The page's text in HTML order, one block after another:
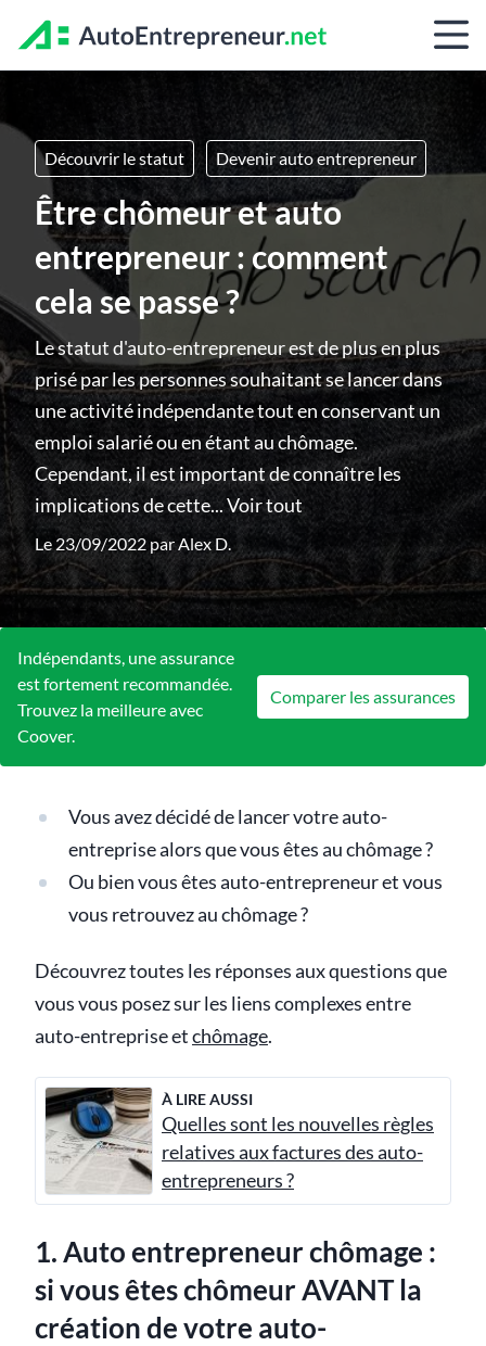
Découvrir le statut Devenir auto entrepreneur
Être chômeur et auto
entrepreneur : comment
cela se passe ?
Le statut d'auto-entrepreneur est de plus en plus
prisé par les personnes souhaitant se lancer dans
une activité indépendante tout en conservant un
emploi salarié ou en étant au chômage.
Cependant, il est important de connaître les
implications de cette...Voir tout
Le 23/09/2022 parAlex D.
Indépendants, une assurance
est fortement recommandée.
Trouvez la meilleure avec
Coover.
Comparer les assurances
Vous avez décidé de lancer votre auto-
entreprise alors que vous êtes au chômage ?
Ou bien vous êtes auto-entrepreneur et vous
vous retrouvez au chômage ?
Découvrez toutes les réponses aux questions que
vous vous posez sur les liens complexes entre
auto-entreprise etchômage.
À LIRE AUSSI
Quelles sont les nouvelles règles
relatives aux factures des auto-
entrepreneurs ?
1. Auto entrepreneur chômage :
si vous êtes chômeur AVANT la
création de votre auto-